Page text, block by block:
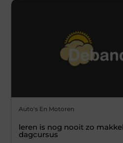
Auto's En Motoren
leren is nog nooit zo
dagcursus